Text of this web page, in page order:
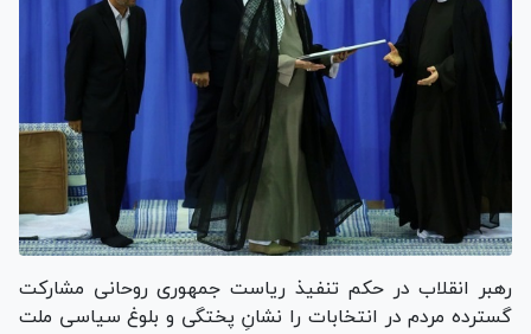
رهبر انقلاب در حکم تنفیذ ریاست جمهوری روحانی مشارکت
گسترده مردم در انتخابات را نشانِ پختگی و بلوغ سیاسی ملت